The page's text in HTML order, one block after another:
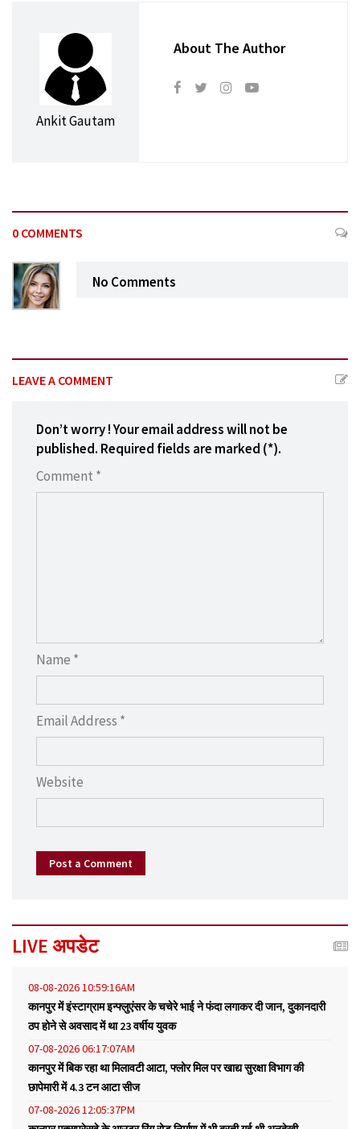
Ankit Gautam
About The Author
0 COMMENTS
No Comments
LEAVE A COMMENT
Don’t worry ! Your email address will not be
published. Required fields are marked (*).
Comment *
Name *
Email Address *
Website
Post a Comment
LIVE अपडेट
08-08-2026 10:59:16AM
कानपुर में इंस्टाग्राम इन्फ्लुएंसर के चचेरे भाई ने फंदा लगाकर दी जान, दुकानदारी
ठप होने से अवसाद में था 23 वर्षीय युवक
07-08-2026 06:17:07AM
कानपुर में बिक रहा था मिलावटी आटा, फ्लोर मिल पर खाद्य सुरक्षा विभाग की
छापेमारी में 4.3 टन आटा सीज
07-08-2026 12:05:37PM